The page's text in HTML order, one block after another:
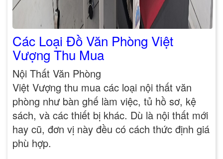
Các Loại Đồ Văn Phòng Việt
Vượng Thu Mua
Nội Thất Văn Phòng
Việt Vượng thu mua các loại nội thất văn
phòng như bàn ghế làm việc, tủ hồ sơ, kệ
sách, và các thiết bị khác. Dù là nội thất mới
hay cũ, đơn vị này đều có cách thức định giá
phù hợp.